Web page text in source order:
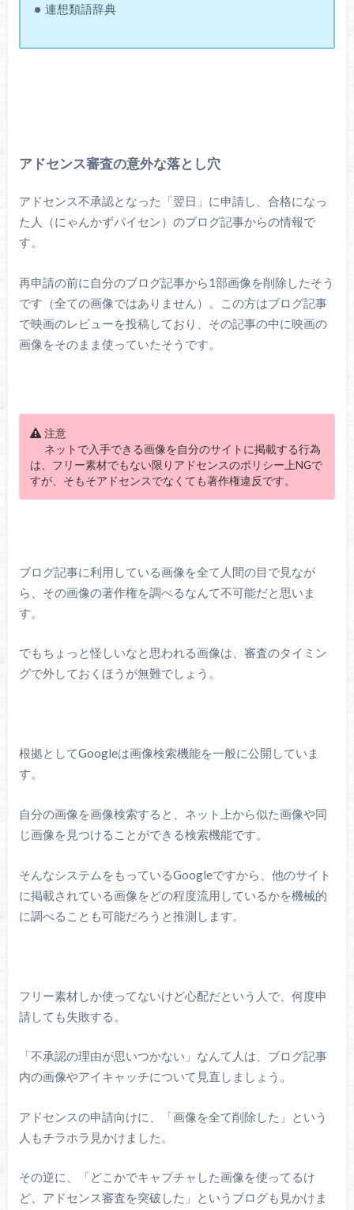
連想類語辞典
アドセンス審査の意外な落とし穴
アドセンス不承認となった「翌日」に申請し、合格になっ
た人（にゃんかずパイセン）のブログ記事からの情報で
す。
再申請の前に自分のブログ記事から1部画像を削除したそう
です（全ての画像ではありません）。この方はブログ記事
で映画のレビューを投稿しており、その記事の中に映画の
画像をそのまま使っていたそうです。
注意
ネットで入手できる画像を自分のサイトに掲載する行為
は、フリー素材でもない限りアドセンスのポリシー上NGで
すが、そもそアドセンスでなくても著作権違反です。
ブログ記事に利用している画像を全て人間の目で見なが
ら、その画像の著作権を調べるなんて不可能だと思いま
す。
でもちょっと怪しいなと思われる画像は、審査のタイミン
グで外しておくほうが無難でしょう。
根拠としてGoogleは画像検索機能を一般に公開していま
す。
自分の画像を画像検索すると、ネット上から似た画像や同
じ画像を見つけることができる検索機能です。
そんなシステムをもっているGoogleですから、他のサイト
に掲載されている画像をどの程度流用しているかを機械的
に調べることも可能だろうと推測します。
フリー素材しか使ってないけど心配だという人で、何度申
請しても失敗する。
「不承認の理由が思いつかない」なんて人は、ブログ記事
内の画像やアイキャッチについて見直しましょう。
アドセンスの申請向けに、「画像を全て削除した」という
人もチラホラ見かけました。
その逆に、「どこかでキャプチャした画像を使ってるけ
ど、アドセンス審査を突破した」というブログも見かけま